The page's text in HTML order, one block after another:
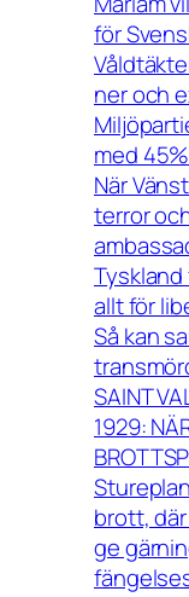
för
ner och
med
När
terror
allt för
Så kan
SAINT
1929:
brott,
ge